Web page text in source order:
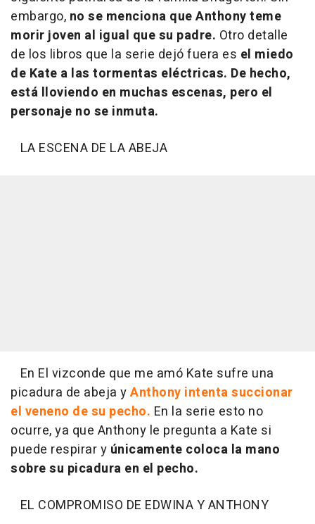
embargo, no se menciona que Anthony teme
morir joven al igual que su padre. Otro detalle
de los libros que la serie dejó fuera es el miedo
de Kate a las tormentas eléctricas. De hecho,
está lloviendo en muchas escenas, pero el
personaje no se inmuta.
LA ESCENA DE LA ABEJA
En El vizconde que me amó Kate sufre una
picadura de abeja yAnthony intenta succionar
el veneno de su pecho. En la serie esto no
ocurre, ya que Anthony le pregunta a Kate si
puede respirar y únicamente coloca la mano
sobre su picadura en el pecho.
EL COMPROMISO DE EDWINA Y ANTHONY